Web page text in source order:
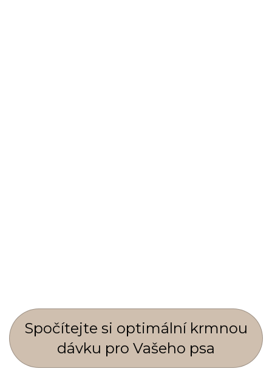
Spočí­tejte si optimální krmnou
dávku pro Vašeho psa